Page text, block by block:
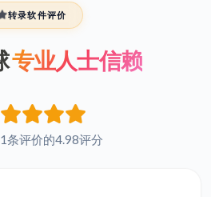
转录软件评价
专业人士信赖
条评价的4.98评分